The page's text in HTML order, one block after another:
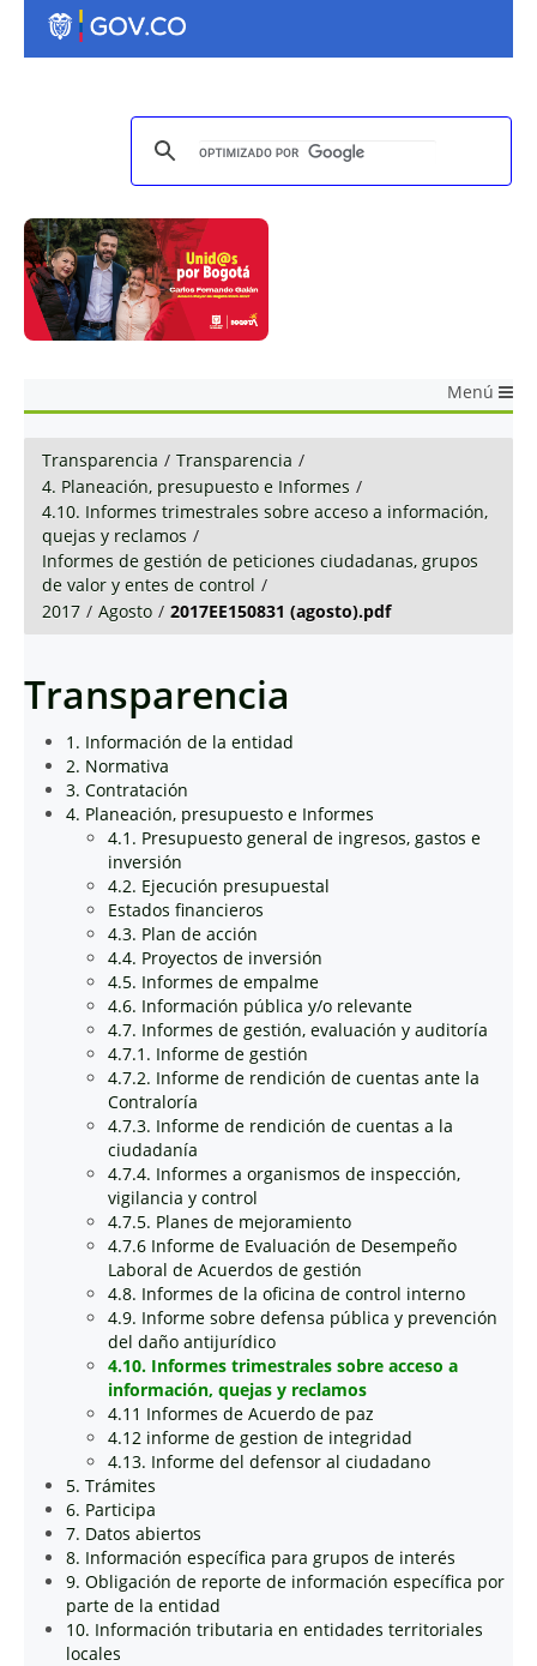
Menú
Transparencia / Transparencia /
4. Planeación, presupuesto e Informes /
4.10. Informes trimestrales sobre acceso a información,
quejas y reclamos /
Informes de gestión de peticiones ciudadanas, grupos
de valor y entes de control /
2017 / Agosto / 2017EE150831 (agosto).pdf
Transparencia
1. Información de la entidad
2. Normativa
3. Contratación
4. Planeación, presupuesto e Informes
4.1. Presupuesto general de ingresos, gastos e
inversión
4.2. Ejecución presupuestal
Estados financieros
4.3. Plan de acción
4.4. Proyectos de inversión
4.5. Informes de empalme
4.6. Información pública y/o relevante
4.7. Informes de gestión, evaluación y auditoría
4.7.1. Informe de gestión
4.7.2. Informe de rendición de cuentas ante la
Contraloría
4.7.3. Informe de rendición de cuentas a la
ciudadanía
4.7.4. Informes a organismos de inspección,
vigilancia y control
4.7.5. Planes de mejoramiento
4.7.6 Informe de Evaluación de Desempeño
Laboral de Acuerdos de gestión
4.8. Informes de la oficina de control interno
4.9. Informe sobre defensa pública y prevención
del daño antijurídico
4.10. Informes trimestrales sobre acceso a
información, quejas y reclamos
4.11 Informes de Acuerdo de paz
4.12 informe de gestion de integridad
4.13. Informe del defensor al ciudadano
5. Trámites
6. Participa
7. Datos abiertos
8. Información específica para grupos de interés
9. Obligación de reporte de información específica por
parte de la entidad
10. Información tributaria en entidades territoriales
locales